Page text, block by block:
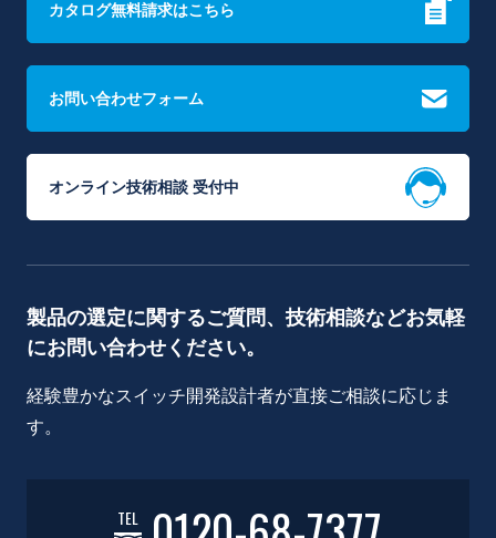
カタログ無料請求はこちら
お問い合わせフォーム
オンライン技術相談 受付中
製品の選定に関するご質問、技術相談などお気軽
にお問い合わせください。
経験豊かなスイッチ開発設計者が直接ご相談に応じま
す。
TEL